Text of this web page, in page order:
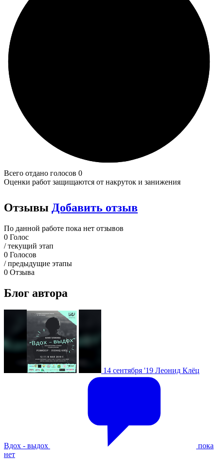
Всего отдано голосов 0
Оценки работ защищаются от накруток и занижения
Отзывы Добавить отзыв
По данной работе пока нет отзывов
0 Голос
/ текущий этап
0 Голосов
/ предыдущие этапы
0 Отзыва
Блог автора
14 сентября '19 Леонид Клёц
Вдох - выдох
пока
нет